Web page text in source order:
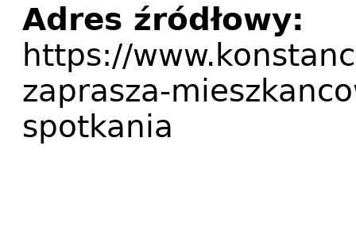
Adres źródłowy:
https://
zaprasza-
spotkania